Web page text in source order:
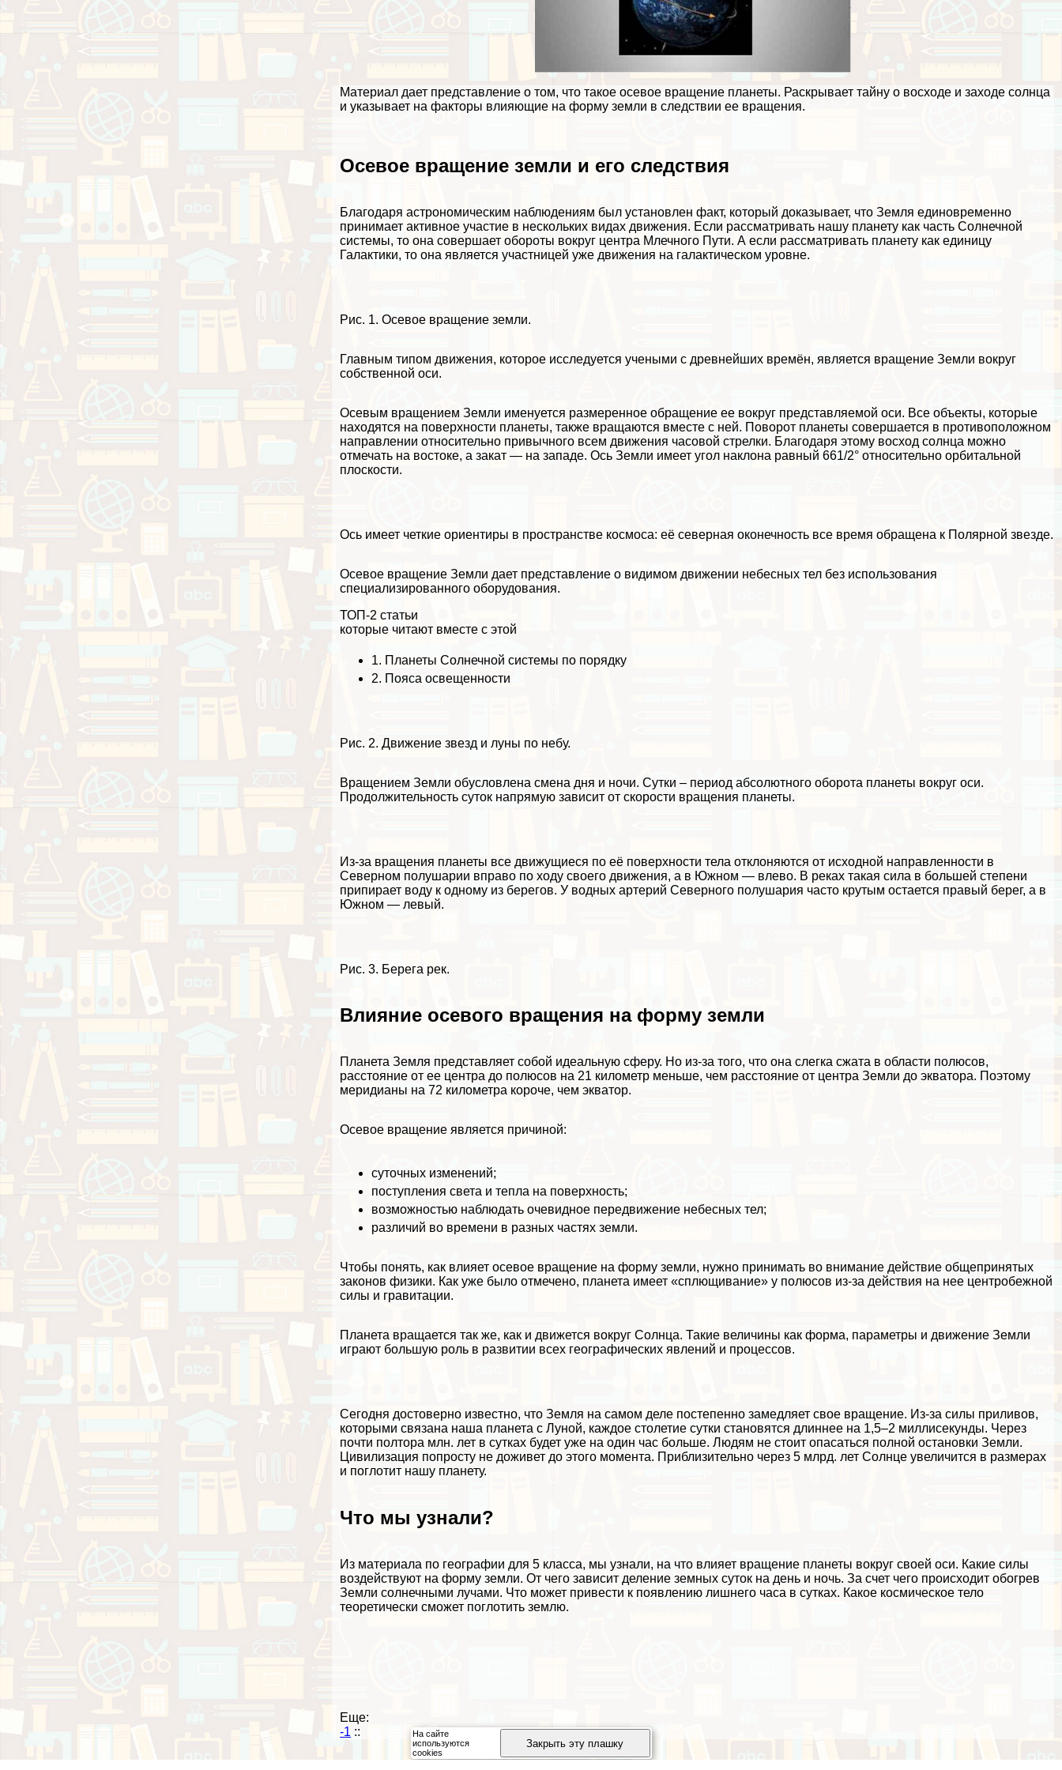
Материал дает представление о том, что такое осевое вращение планеты. Раскрывает тайну о восходе и заходе солнца
и указывает на факторы влияющие на форму земли в следствии ее вращения.
Осевое вращение земли и его следствия
Благодаря астрономическим наблюдениям был установлен факт, который доказывает, что Земля единовременно
принимает активное участие в нескольких видах движения. Если рассматривать нашу планету как часть Солнечной
системы, то она совершает обороты вокруг центра Млечного Пути. А если рассматривать планету как единицу
Галактики, то она является участницей уже движения на галактическом уровне.
Рис. 1. Осевое вращение земли.
Главным типом движения, которое исследуется учеными с древнейших времён, является вращение Земли вокруг
собственной оси.
Осевым вращением Земли именуется размеренное обращение ее вокруг представляемой оси. Все объекты, которые
находятся на поверхности планеты, также вращаются вместе с ней. Поворот планеты совершается в противоположном
направлении относительно привычного всем движения часовой стрелки. Благодаря этому восход солнца можно
отмечать на востоке, а закат — на западе. Ось Земли имеет угол наклона равный 661/2° относительно орбитальной
плоскости.
Ось имеет четкие ориентиры в прострaнcтве космоса: её северная оконечность все время обращена к Полярной звезде.
Осевое вращение Земли дает представление о видимом движении небесных тел без использования
специализированного оборудования.
ТОП-2 статьи
которые читают вместе с этой
1. Планеты Солнечной системы по порядку
2. Пояса освещенности
Рис. 2. Движение звезд и луны по небу.
Вращением Земли обусловлена смена дня и ночи. Сутки – период абсолютного оборота планеты вокруг оси.
Продолжительность суток напрямую зависит от скорости вращения планеты.
Из-за вращения планеты все движущиеся по её поверхности тела отклоняются от исходной направленности в
Северном полушарии вправо по ходу своего движения, а в Южном — влево. В реках такая сила в большей степени
припирает воду к одному из берегов. У водных артерий Северного полушария часто крутым остается правый берег, а в
Южном — левый.
Рис. 3. Берега рек.
Влияние осевого вращения на форму земли
Планета Земля представляет собой идеальную сферу. Но из-за того, что она слегка сжата в области полюсов,
расстояние от ее центра до полюсов на 21 километр меньше, чем расстояние от центра Земли до экватора. Поэтому
меридианы на 72 километра короче, чем экватор.
Осевое вращение является причиной:
суточных изменений;
поступления света и тепла на поверхность;
возможностью наблюдать очевидное передвижение небесных тел;
различий во времени в разных частях земли.
Чтобы понять, как влияет осевое вращение на форму земли, нужно принимать во внимание действие общепринятых
законов физики. Как уже было отмечено, планета имеет «сплющивание» у полюсов из-за действия на нее центробежной
силы и гравитации.
Планета вращается так же, как и движется вокруг Солнца. Такие величины как форма, параметры и движение Земли
играют большую роль в развитии всех географических явлений и процессов.
Сегодня достоверно известно, что Земля на самом деле постепенно замедляет свое вращение. Из-за силы приливов,
которыми связана наша планета с Луной, каждое столетие сутки становятся длиннее на 1,5–2 миллисекунды. Через
почти полтора млн. лет в сутках будет уже на один час больше. Людям не стоит опасаться полной остановки Земли.
Цивилизация попросту не доживет до этого момента. Приблизительно через 5 млрд. лет Солнце увеличится в размерах
и поглотит нашу планету.
Что мы узнали?
Из материала по географии для 5 класса, мы узнали, на что влияет вращение планеты вокруг своей оси. Какие силы
воздействуют на форму земли. От чего зависит деление земных суток на день и ночь. За счет чего происходит обогрев
Земли солнечными лучами. Что может привести к появлению лишнего часа в сутках. Какое космическое тело
теоретически сможет поглотить землю.
Еще:
-1 ::
На сайте
используются
cookies
Закрыть эту плашку